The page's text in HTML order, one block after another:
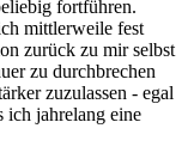
fortführen.
mittlerweile fest
zurück zu mir selbst
zu durchbrechen
zuzulassen - egal
ich jahrelang eine